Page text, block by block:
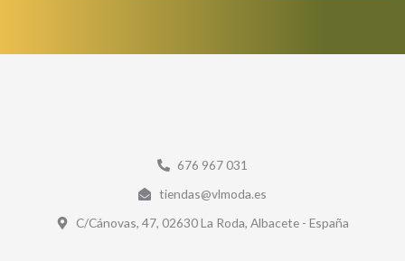
676 967 031
tiendas@vlmoda.es
C/Cánovas, 47, 02630 La Roda, Albacete - España